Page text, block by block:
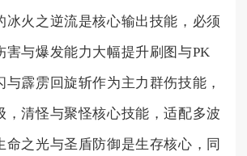
冰火之逆流是核心输出技能，必须
害与爆发能力大幅提升刷图与PK
与霹雳回旋斩作为主力群伤技能，
，清怪与聚怪核心技能，适配多波
命之光与圣盾防御是生存核心，同